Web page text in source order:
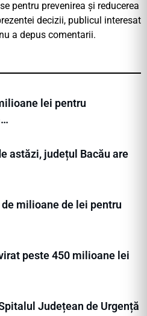
pentru prevenirea și reducerea
decizii, publicul interesat
a depus comentarii.
lei pentru
astăzi, județul Bacău are
milioane de lei pentru
peste 450 milioane lei
Județean de Urgență